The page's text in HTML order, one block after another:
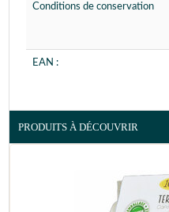
Conditions de conservation
EAN :
PRODUITS À DÉCOUVRIR